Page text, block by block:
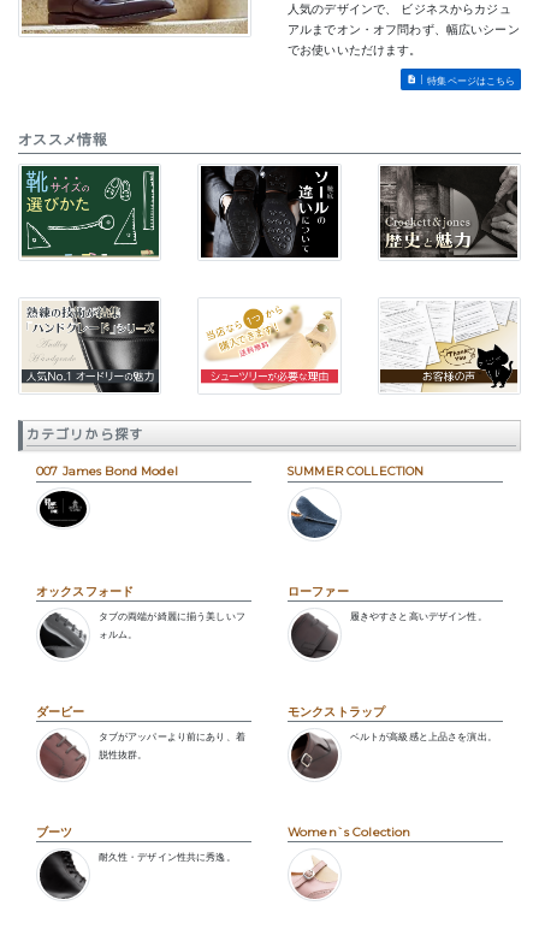
人気のデザインで、 ビジネスからカジュ
アルまでオン・オフ問わず、幅広いシーン
でお使いいただけます。
特集ページはこちら
オススメ情報
カテゴリから探す
007 James Bond Model SUMMER COLLECTION
オックスフォード
タブの両端が綺麗に揃う美しいフ
ォルム。
ローファー
履きやすさと高いデザイン性。
ダービー
タブがアッパーより前にあり、着
脱性抜群。
モンクストラップ
ベルトが高級感と上品さを演出。
ブーツ
耐久性・デザイン性共に秀逸。
Women`s Colection